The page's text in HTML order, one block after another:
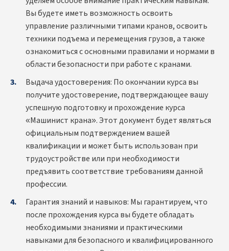
Вы будете иметь возможность освоить
управление различными типами кранов, освоить
техники подъема и перемещения грузов, а также
ознакомиться с основными правилами и нормами в
области безопасности при работе с кранами.
Выдача удостоверения: По окончании курса вы
получите удостоверение, подтверждающее вашу
успешную подготовку и прохождение курса
«Машинист крана». Этот документ будет являться
официальным подтверждением вашей
квалификации и может быть использован при
трудоустройстве или при необходимости
предъявить соответствие требованиям данной
профессии.
Гарантия знаний и навыков: Мы гарантируем, что
после прохождения курса вы будете обладать
необходимыми знаниями и практическими
навыками для безопасного и квалифицированного